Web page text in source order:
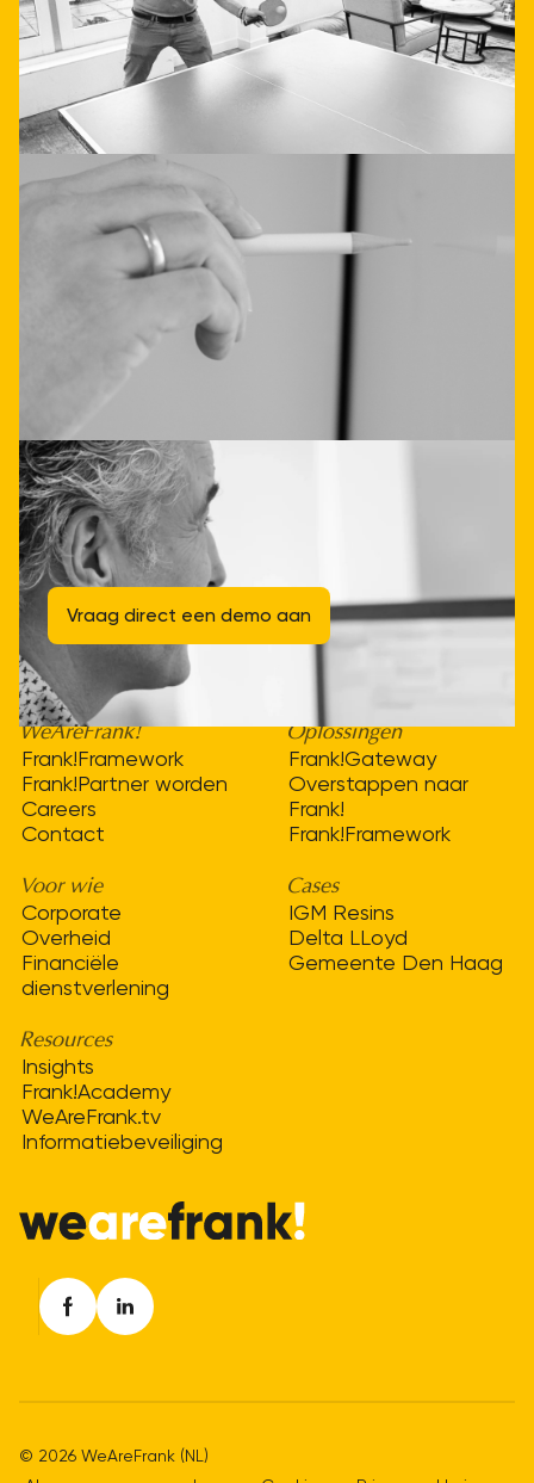
Laat je direct adviseren
Neem contact op
Ervaar het met een vrijblijvende
demo op maat
Vraag direct een demo aan
WeAreFrank!
Frank!Framework
Frank!Partner worden
Careers
Contact
Oplossingen
Frank!Gateway
Overstappen naar
Frank!
Frank!Framework
Voor wie
Corporate
Overheid
Financiële
dienstverlening
Cases
IGM Resins
Delta LLoyd
Gemeente Den Haag
Resources
Insights
Frank!Academy
WeAreFrank.tv
Informatiebeveiliging
© 2026 WeAreFrank (NL)